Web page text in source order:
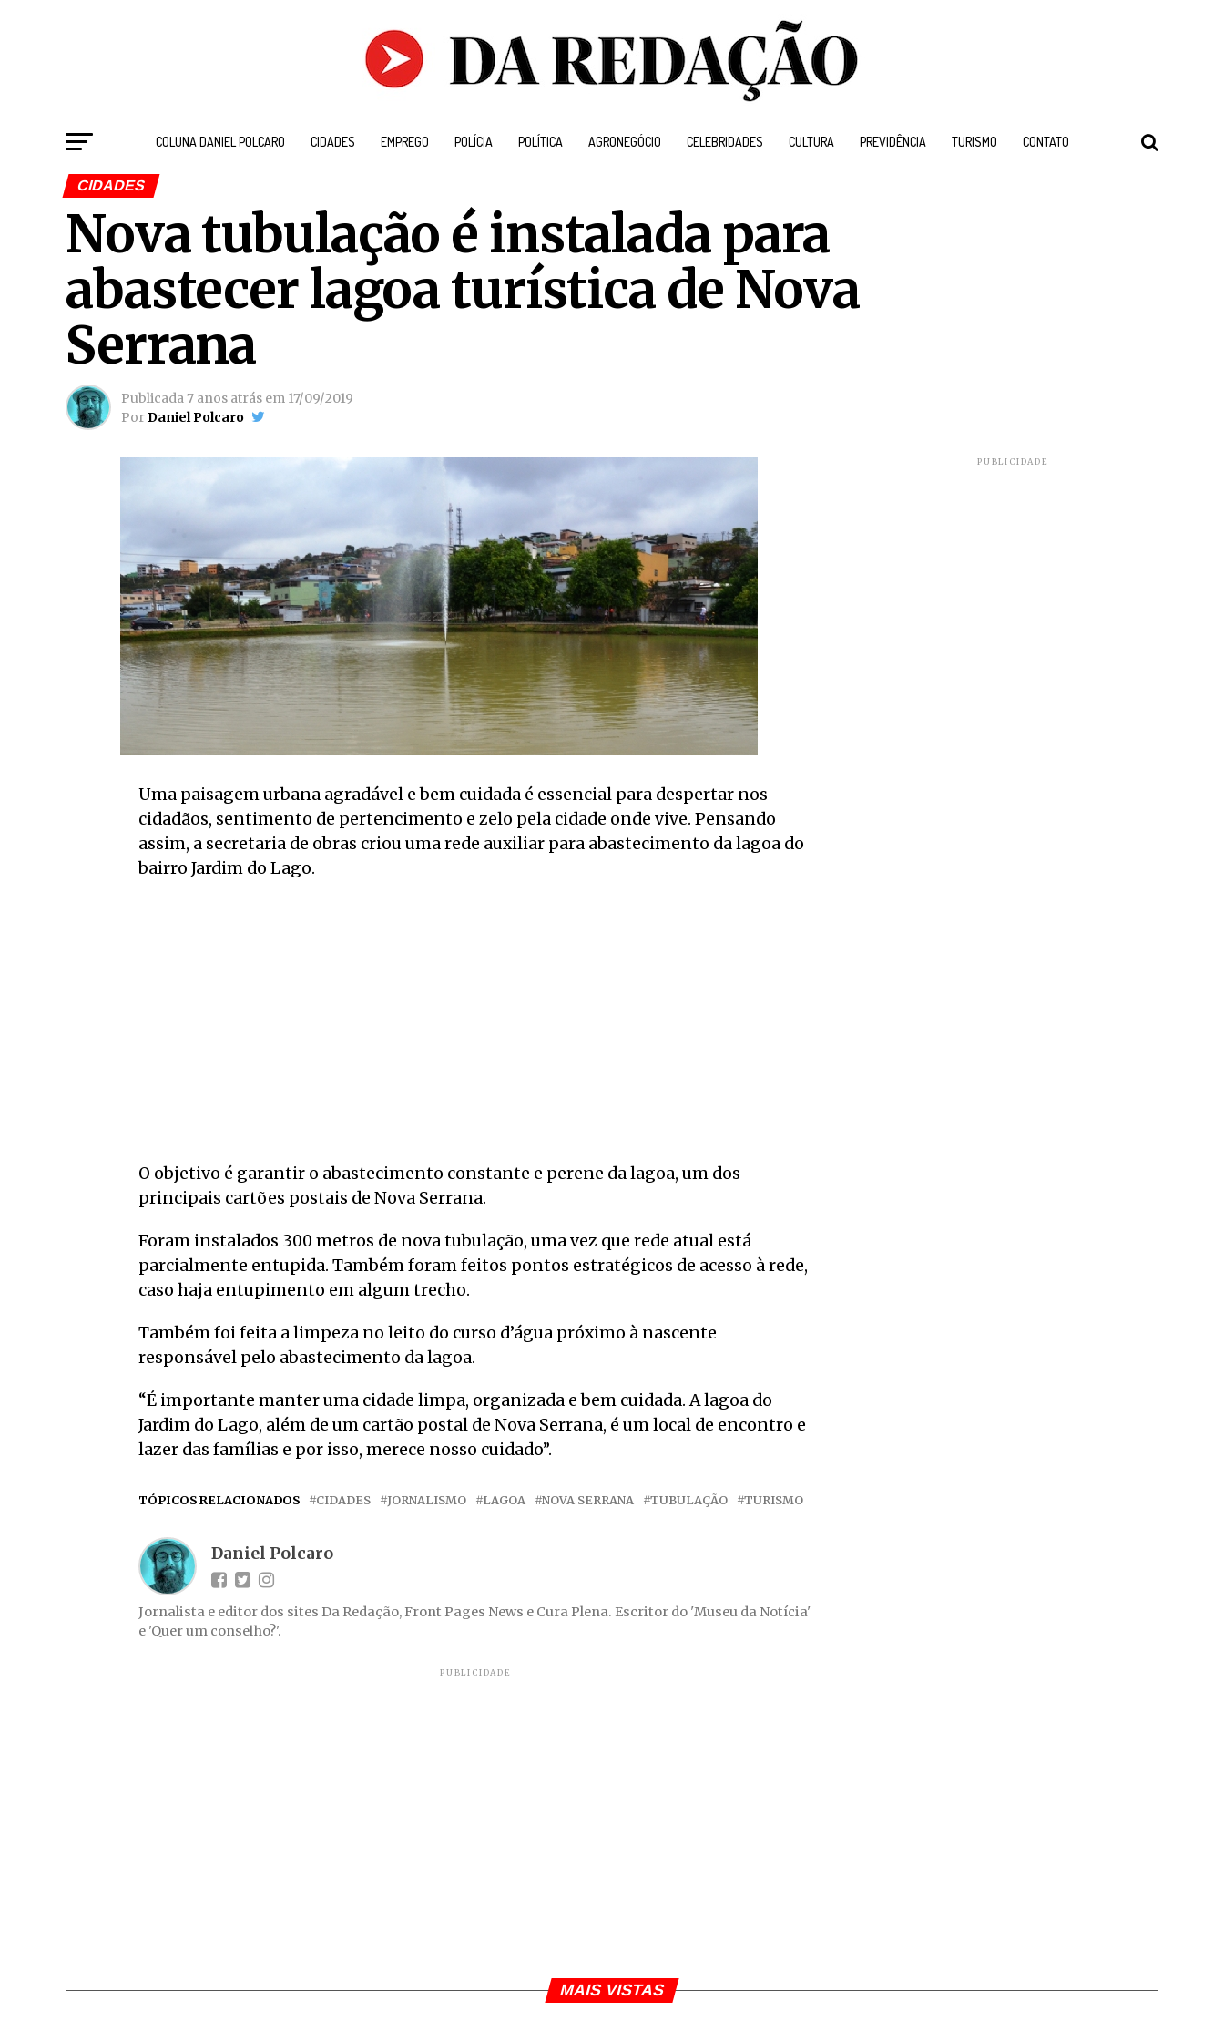
COLUNA DANIEL POLCARO CIDADES EMPREGO POLÍCIA POLÍTICA AGRONEGÓCIO CELEBRIDADES CULTURA PREVIDÊNCIA TURISMO CONTATO
CIDADES
Nova tubulação é instalada para
abastecer lagoa turística de Nova
Serrana
Publicada7 anos atrás em 17/09/2019
PorDaniel Polcaro
Uma paisagem urbana agradável e bem cuidada é essencial para despertar nos
cidadãos, sentimento de pertencimento e zelo pela cidade onde vive. Pensando
assim, a secretaria de obras criou uma rede auxiliar para abastecimento da lagoa do
bairro Jardim do Lago.
O objetivo é garantir o abastecimento constante e perene da lagoa, um dos
principais cartões postais de Nova Serrana.
Foram instalados 300 metros de nova tubulação, uma vez que rede atual está
parcialmente entupida. Também foram feitos pontos estratégicos de acesso à rede,
caso haja entupimento em algum trecho.
Também foi feita a limpeza no leito do curso d’água próximo à nascente
responsável pelo abastecimento da lagoa.
“É importante manter uma cidade limpa, organizada e bem cuidada. A lagoa do
Jardim do Lago, além de um cartão postal de Nova Serrana, é um local de encontro e
lazer das famílias e por isso, merece nosso cuidado”.
TÓPICOS RELACIONADOS CIDADES JORNALISMO LAGOA NOVA SERRANA TUBULAÇÃO TURISMO
Daniel Polcaro
Jornalista e editor dos sites Da Redação, Front Pages News e Cura Plena. Escritor do 'Museu da Notícia'
e 'Quer um conselho?'.
PUBLICIDADE
PUBLICIDADE
MAIS VISTAS